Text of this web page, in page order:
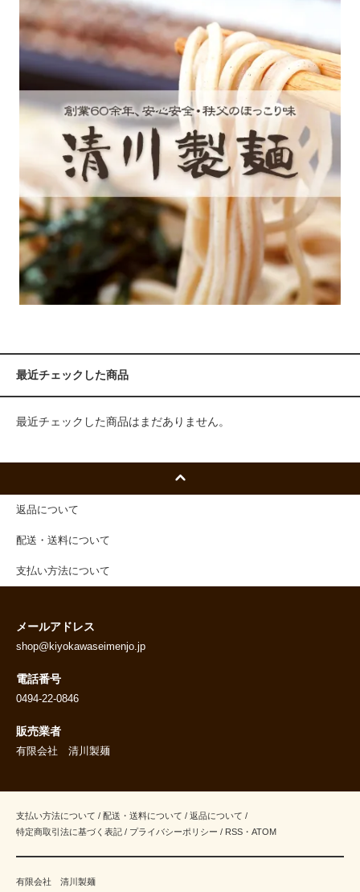
最近チェックした商品
最近チェックした商品はまだありません。
返品について
配送・送料について
支払い方法について
メールアドレス
shop@kiyokawaseimenjo.jp
電話番号
0494-22-0846
販売業者
有限会社 清川製麺
支払い方法について / 配送・送料について / 返品について /
特定商取引法に基づく表記 / プライバシーポリシー / RSS ・ ATOM
有限会社 清川製麺